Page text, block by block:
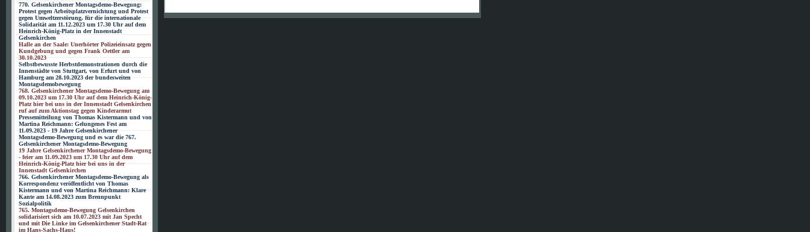
770. Gelsenkirchener Montagsdemo-Bewegung:
Protest gegen Arbeitsplatzvernichtung und Protest
gegen Umweltzerstörung, für die internationale
Solidarität am 11.12.2023 um 17.30 Uhr auf dem
Heinrich-König-Platz in der Innenstadt
Gelsenkirchen
Halle an der Saale: Unerhörter Polizeieinsatz gegen
Kundgebung und gegen Frank Oettler am
30.10.2023
Selbstbewusste Herbstdemonstrationen durch die
Innenstädte von Stuttgart, von Erfurt und von
Hamburg am 28.10.2023 der bundesweiten
Montagsdemobewegung
768. Gelsenkirchener Montagsdemo-Bewegung am
09.10.2023 um 17.30 Uhr auf dem Heinrich-König-
Platz hier bei uns in der Innenstadt Gelsenkirchen
ruf auf zum Aktionstag gegen Kinderarmut
Pressemitteilung von Thomas Kistermann und von
Martina Reichmann: Gelungenes Fest am
11.09.2023 - 19 Jahre Gelsenkirchener
Montagsdemo-Bewegung und es war die 767.
Gelsenkirchener Montagsdemo-Bewegung
19 Jahre Gelsenkirchener Montagsdemo-Bewegung
- feier am 11.09.2023 um 17.30 Uhr auf dem
Heinrich-König-Platz hier bei uns in der
Innenstadt Gelsenkirchen
766. Gelsenkirchener Montagsdemo-Bewegung als
Korrespondenz veröffentlicht von Thomas
Kistermann und von Martina Reichmann: Klare
Kante am 14.08.2023 zum Brennpunkt
Sozialpolitik
765. Montagsdemo-Bewegung Gelsenkirchen
solidarisiert sich am 10.07.2023 mit Jan Specht
und mit Die Linke im Gelsenkirchener Stadt-Rat
im Hans-Sachs-Haus!